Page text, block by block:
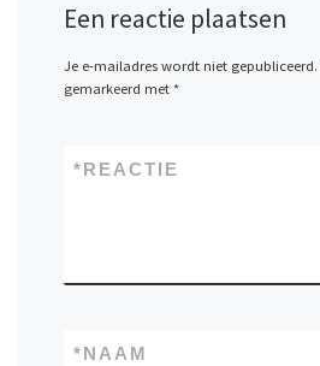
Een reactie plaatsen
Je e-mailadres wordt niet gepubliceerd.
gemarkeerd met *
REACTIE
*
NAAM
*